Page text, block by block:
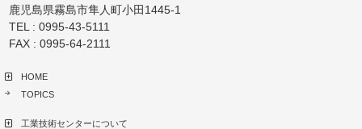
鹿児島県霧島市隼人町小田1445-1
TEL : 0995-43-5111
FAX : 0995-64-2111
HOME
TOPICS
工業技術センターについて